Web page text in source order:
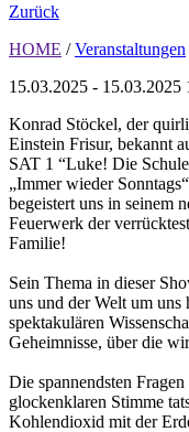
Zurück
HOME / Veranstaltungen
15.03.2025 - 15.03.2025
Konrad Stöckel, der
Einstein Frisur, bekannt
SAT 1 “Luke! Die
„Immer wieder
begeistert uns in seinem
Feuerwerk der
Familie!
Sein Thema in dieser
uns und der Welt um uns
spektakulären
Geheimnisse, über die
Die spannendsten
glockenklaren Stimme
Kohlendioxid mit der